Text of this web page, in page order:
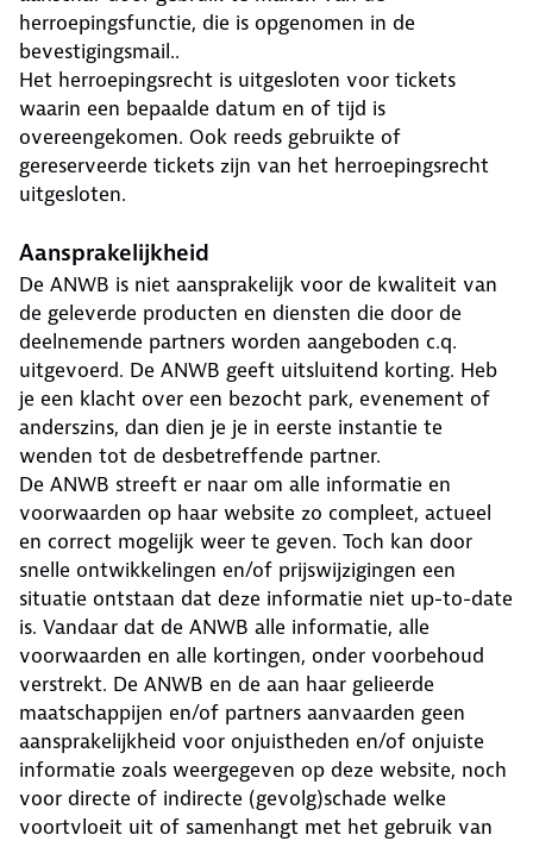
herroepingsfunctie, die is opgenomen in de
bevestigingsmail..
Het herroepingsrecht is uitgesloten voor tickets
waarin een bepaalde datum en of tijd is
overeengekomen. Ook reeds gebruikte of
gereserveerde tickets zijn van het herroepingsrecht
uitgesloten.
Aansprakelijkheid
De ANWB is niet aansprakelijk voor de kwaliteit van
de geleverde producten en diensten die door de
deelnemende partners worden aangeboden c.q.
uitgevoerd. De ANWB geeft uitsluitend korting. Heb
je een klacht over een bezocht park, evenement of
anderszins, dan dien je je in eerste instantie te
wenden tot de desbetreffende partner.
De ANWB streeft er naar om alle informatie en
voorwaarden op haar website zo compleet, actueel
en correct mogelijk weer te geven. Toch kan door
snelle ontwikkelingen en/of prijswijzigingen een
situatie ontstaan dat deze informatie niet up-to-date
is. Vandaar dat de ANWB alle informatie, alle
voorwaarden en alle kortingen, onder voorbehoud
verstrekt. De ANWB en de aan haar gelieerde
maatschappijen en/of partners aanvaarden geen
aansprakelijkheid voor onjuistheden en/of onjuiste
informatie zoals weergegeven op deze website, noch
voor directe of indirecte (gevolg)schade welke
voortvloeit uit of samenhangt met het gebruik van